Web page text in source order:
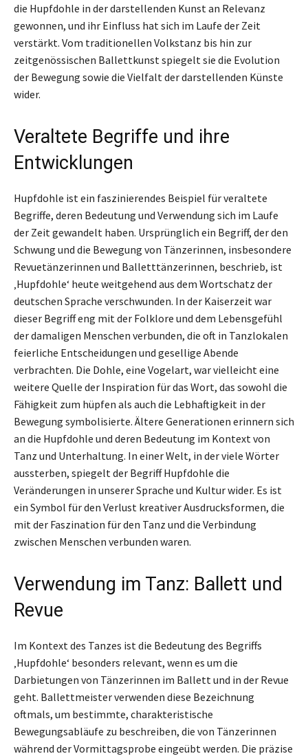
die Hupfdohle in der darstellenden Kunst an Relevanz
gewonnen, und ihr Einfluss hat sich im Laufe der Zeit
verstärkt. Vom traditionellen Volkstanz bis hin zur
zeitgenössischen Ballettkunst spiegelt sie die Evolution
der Bewegung sowie die Vielfalt der darstellenden Künste
wider.
Veraltete Begriffe und ihre
Entwicklungen
Hupfdohle ist ein faszinierendes Beispiel für veraltete
Begriffe, deren Bedeutung und Verwendung sich im Laufe
der Zeit gewandelt haben. Ursprünglich ein Begriff, der den
Schwung und die Bewegung von Tänzerinnen, insbesondere
Revuetänzerinnen und Balletttänzerinnen, beschrieb, ist
‚Hupfdohle‘ heute weitgehend aus dem Wortschatz der
deutschen Sprache verschwunden. In der Kaiserzeit war
dieser Begriff eng mit der Folklore und dem Lebensgefühl
der damaligen Menschen verbunden, die oft in Tanzlokalen
feierliche Entscheidungen und gesellige Abende
verbrachten. Die Dohle, eine Vogelart, war vielleicht eine
weitere Quelle der Inspiration für das Wort, das sowohl die
Fähigkeit zum hüpfen als auch die Lebhaftigkeit in der
Bewegung symbolisierte. Ältere Generationen erinnern sich
an die Hupfdohle und deren Bedeutung im Kontext von
Tanz und Unterhaltung. In einer Welt, in der viele Wörter
aussterben, spiegelt der Begriff Hupfdohle die
Veränderungen in unserer Sprache und Kultur wider. Es ist
ein Symbol für den Verlust kreativer Ausdrucksformen, die
mit der Faszination für den Tanz und die Verbindung
zwischen Menschen verbunden waren.
Verwendung im Tanz: Ballett und
Revue
Im Kontext des Tanzes ist die Bedeutung des Begriffs
‚Hupfdohle‘ besonders relevant, wenn es um die
Darbietungen von Tänzerinnen im Ballett und in der Revue
geht. Ballettmeister verwenden diese Bezeichnung
oftmals, um bestimmte, charakteristische
Bewegungsabläufe zu beschreiben, die von Tänzerinnen
während der Vormittagsprobe eingeübt werden. Die präzise